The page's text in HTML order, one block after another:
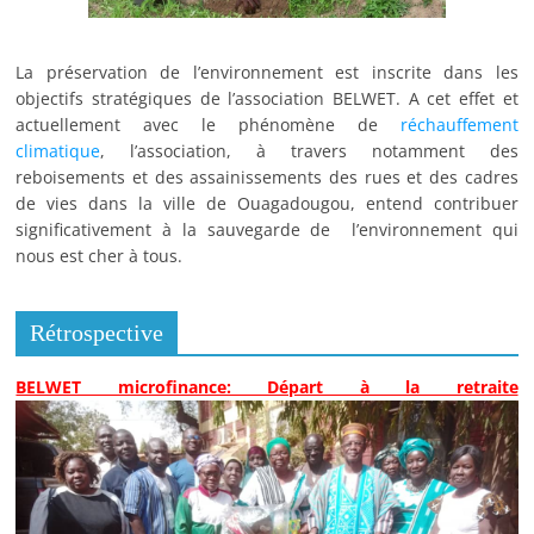
La préservation de l’environnement est inscrite dans les
objectifs stratégiques de l’association BELWET. A cet effet et
actuellement avec le phénomène de réchauffement
climatique, l’association, à travers notamment des
reboisements et des assainissements des rues et des cadres
de vies dans la ville de Ouagadougou, entend contribuer
significativement à la sauvegarde de l’environnement qui
nous est cher à tous.
Rétrospective
BELWET microfinance: Départ à la retraite